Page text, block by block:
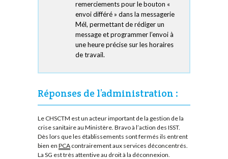
remerciements pour le bouton «
envoi différé » dans la messagerie
Mél, permettant de rédiger un
message et programmer l’envoi à
une heure précise sur les horaires
de travail.
Réponses de l’administration :
Le CHSCTM est un acteur important de la gestion de la
crise sanitaire au Ministère. Bravo à l’action des ISST.
Dès lors que les établissements sont fermés ils entrent
bien en PCA contrairement aux services déconcentrés.
La SG est très attentive au droit à la déconnexion.